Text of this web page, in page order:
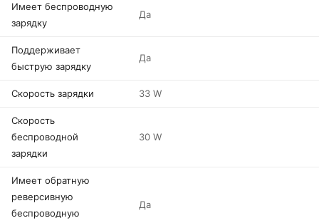
Имеет беспроводную
зарядку
Да
Поддерживает
быструю зарядку
Да
Скорость зарядки 33 W
Скорость
беспроводной
зарядки
30 W
Имеет обратную
реверсивную
беспроводную
Да